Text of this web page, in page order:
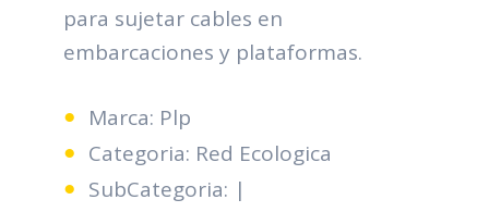
para sujetar cables en
embarcaciones y plataformas.
Marca: Plp
Categoria: Red Ecologica
SubCategoria: |